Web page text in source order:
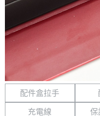
配件盒拉手
充電線
保